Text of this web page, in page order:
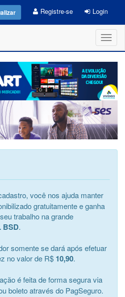
Registre-se Login
você nos ajuda manter
gratuitamente e ganha
trabalho na grande
BSD.
somente se dará após efetuar
no valor de R$ 10,90.
é feita de forma segura via
boleto através do PagSeguro.